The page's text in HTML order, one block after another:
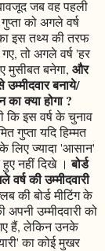
जब वह पहली
को अगले वर्ष
का इस तथ्य की तरफ
तो अगले वर्ष 'हर
मुसीबत बनेगा, और
बनाये/
क्या होगा ?
कि इस वर्ष के चुनाव
गुप्ता यदि हिम्मत
लिए ज्यादा 'आसान'
हुए नहीं दिखे ।बोर्ड
की उम्मीदवारी
की बोर्ड मीटिंग के
उम्मीदवारी को
हैं, लेकिन उनके
का कोई मुखर